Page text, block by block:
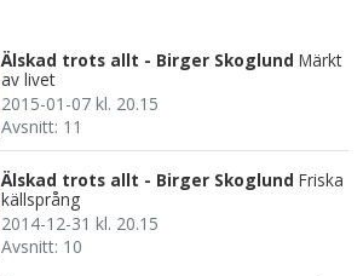
Älskad trots allt - Birger Skoglund Märkt
av livet
2015-01-07 kl. 20.15
Avsnitt: 11
Älskad trots allt - Birger Skoglund Friska
källsprång
2014-12-31 kl. 20.15
Avsnitt: 10